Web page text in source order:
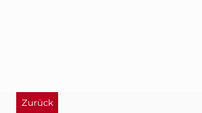
Zurück